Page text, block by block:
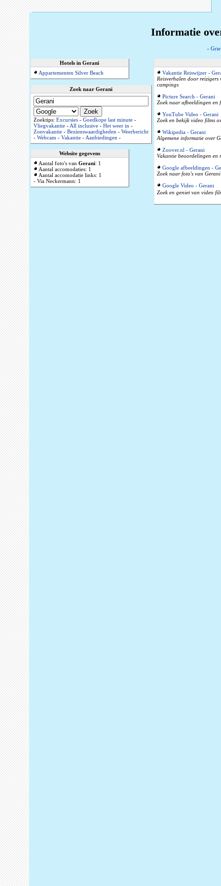
Informatie
-
Hotels in Gerani
Appartementen Silver Beach
Zoek naar Gerani
Zoektips: Excursies- Goedkope last minute-
Vliegvakantie-All inclusive- Het weer in-
Zonvakantie- Bezienswaardigheden- Weerbericht
- Webcam- Vakantie-Aanbiedingen-
Website gegevens
Aantal foto's van Gerani: 1
Aantal accomodaties: 1
Aantal accomodatie links: 1
- Via Neckermann: 1
Vakantie Reiswijzer -
Reisverhalen door reizigers
campings
Picture Search - Gerani
Zoek naar afbeeldingen en
YouTube Video - Gerani
Zoek en bekijk video films
Wikipedia - Gerani
Algemene informatie over
Zoover.nl - Gerani
Vakantie beoordelingen en
Google afbeeldingen -
Zoek naar foto's van
Google Video - Gerani
Zoek en geniet van video